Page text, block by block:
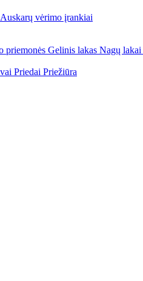
Auskarų vėrimo įrankiai
priemonės Gelinis lakas Nagų lakai
Priedai Priežiūra